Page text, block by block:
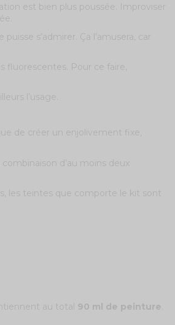
est bien plus poussée. Improviser
s’admirer. Ça l’amusera, car
fluorescentes. Pour ce faire,
l’usage.
de créer un enjolivement fixe,
d’au moins deux
les teintes que comporte le kit sont
au total 90 ml de peinture